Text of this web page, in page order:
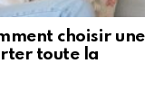
choisir une
toute la